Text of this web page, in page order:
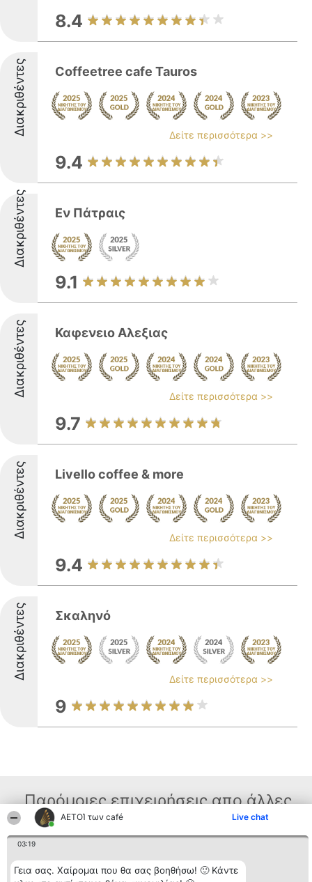
ΑΕΤΟΊ των café Live chat
03:19
Γεια σας. Χαίρομαι που θα σας βοηθήσω! 🙂 Κάντε
8.4
Διακριθέντες Coffeetree cafe Tauros
Δείτε περισσότερα >>
9.4
Διακριθέντες Εν Πάτραις
9.1
Διακριθέντες Καφενειο Αλεξιας
Δείτε περισσότερα >>
9.7
Διακριθέντες Livello coffee & more
Δείτε περισσότερα >>
9.4
Διακριθέντες Σκαληνό
Δείτε περισσότερα >>
9
Παρόμοιες επιχειρήσεις απο άλλες
περιοχές
Διοργανωτής της
Κατάταξη Επικοινωνία